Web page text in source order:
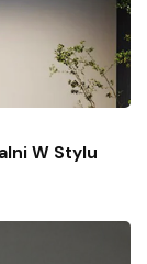
W Stylu